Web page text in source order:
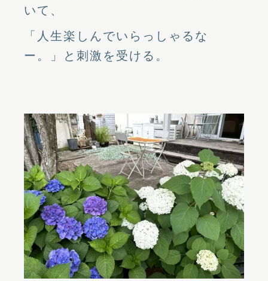
いて、
「人生楽しんでいらっしゃるな
ー。」と刺激を受ける。